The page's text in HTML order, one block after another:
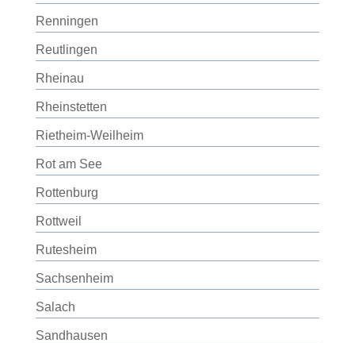
Renningen
Reutlingen
Rheinau
Rheinstetten
Rietheim-Weilheim
Rot am See
Rottenburg
Rottweil
Rutesheim
Sachsenheim
Salach
Sandhausen